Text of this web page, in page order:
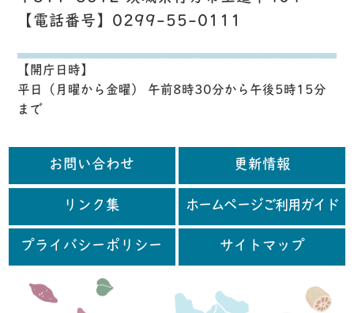
【電話番号】0299-55-0111
【開庁日時】
平日（月曜から金曜） 午前8時30分から午後5時15分
まで
お問い合わせ 更新情報
リンク集 ホームページご利用ガイド
プライバシーポリシー サイトマップ